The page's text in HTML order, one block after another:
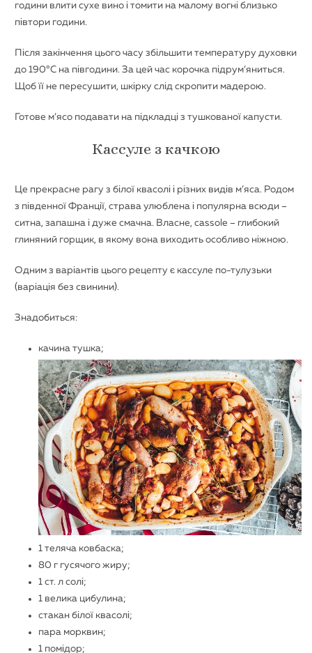
години влити сухе вино і томити на малому вогні близько
півтори години.
Після закінчення цього часу збільшити температуру духовки
до 190°С на півгодини. За цей час корочка підрум’яниться.
Щоб її не пересушити, шкірку слід скропити мадерою.
Готове м’ясо подавати на підкладці з тушкованої капусти.
Кассуле з качкою
Це прекрасне рагу з білої квасолі і різних видів м’яса. Родом
з південної Франції, страва улюблена і популярна всюди –
ситна, запашна і дуже смачна. Власне, сassole – глибокий
глиняний горщик, в якому вона виходить особливо ніжною.
Одним з варіантів цього рецепту є кассуле по-тулузьки
(варіація без свинини).
Знадобиться:
качина тушка;
1 теляча ковбаска;
80 г гусячого жиру;
1 ст. л солі;
1 велика цибулина;
стакан білої квасолі;
пара морквин;
1 помідор;